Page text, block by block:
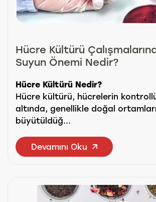
Hücre Kültürü
Suyun Önemi Nedir?
Hücre Kültürü Nedir?
Hücre kültürü, hücrelerin
altında, genellikle doğal
büyütüldüğ...
Devamını Oku